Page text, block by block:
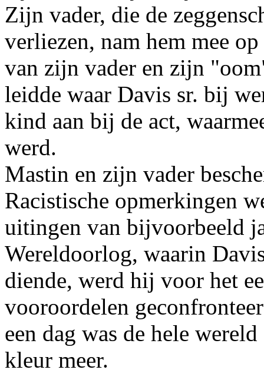
Zijn vader, die de
verliezen, nam hem mee
van zijn vader en zijn
leidde waar Davis sr. bij
kind aan bij de act,
werd.
Mastin en zijn vader
Racistische opmerkingen
uitingen van bijvoorbeeld
Wereldoorlog, waarin
diende, werd hij voor het
vooroordelen
een dag was de hele
kleur meer.